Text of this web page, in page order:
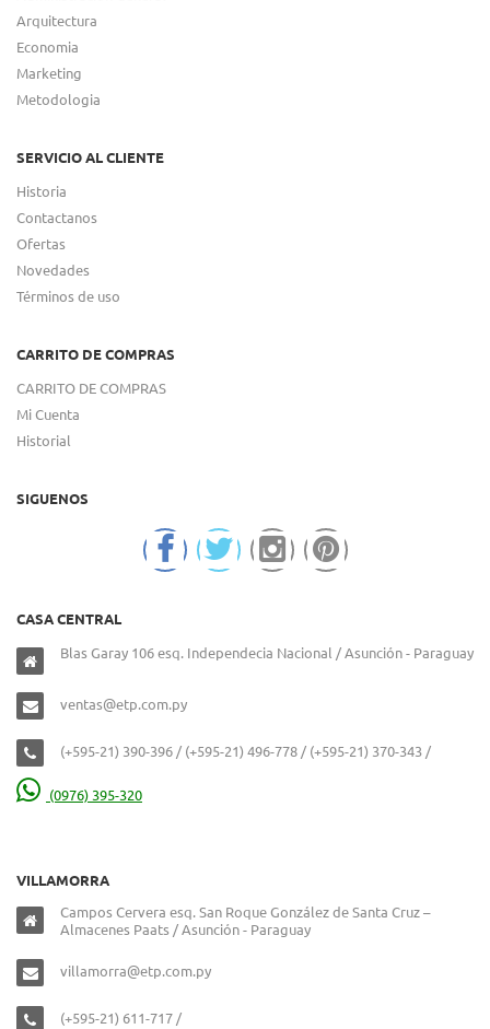
Arquitectura
Economia
Marketing
Metodologia
SERVICIO AL CLIENTE
Historia
Contactanos
Ofertas
Novedades
Términos de uso
CARRITO DE COMPRAS
CARRITO DE COMPRAS
Mi Cuenta
Historial
SIGUENOS
CASA CENTRAL
Blas Garay 106 esq. Independecia Nacional / Asunción - Paraguay
ventas@etp.com.py
(+595-21) 390-396 / (+595-21) 496-778 / (+595-21) 370-343 /
(0976) 395-320
VILLAMORRA
Campos Cervera esq. San Roque González de Santa Cruz –
Almacenes Paats / Asunción - Paraguay
villamorra@etp.com.py
(+595-21) 611-717 /